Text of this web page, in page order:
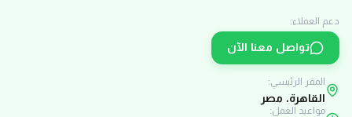
دعم العملاء:
تواصل معنا الآن
المقر الرئيسي:
القاهرة، مصر
مواعيد العمل: